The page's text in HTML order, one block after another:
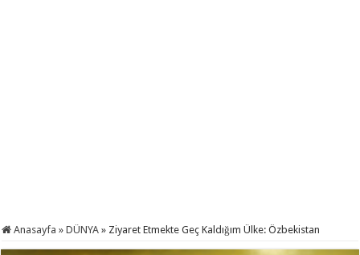
Anasayfa » DÜNYA » Ziyaret Etmekte Geç Kaldığım Ülke: Özbekistan